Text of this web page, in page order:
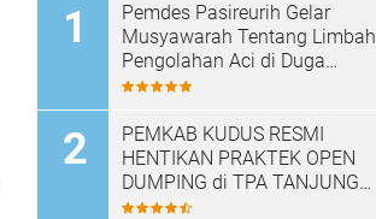
Pemdes Pasireurih Gelar
Musyawarah Tentang Limbah
Pengolahan Aci di Duga
Cemari Sungai Cisata
Sementara
PEMKAB KUDUS RESMI
HENTIKAN PRAKTEK OPEN
DUMPING di TPA TANJUNG
REJO, KEC.JEKULO